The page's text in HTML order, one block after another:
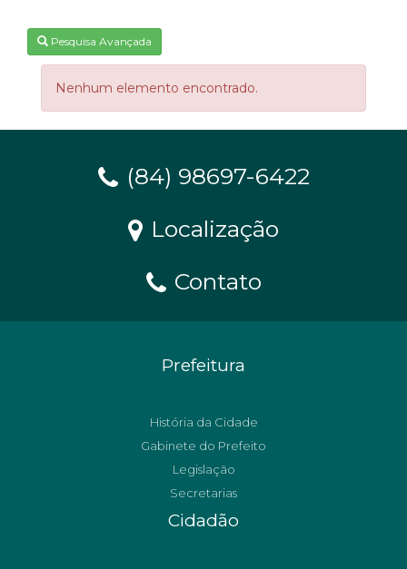
Pesquisa Avançada
Nenhum elemento encontrado.
(84) 98697-6422
Localização
Contato
Prefeitura
História da Cidade
Gabinete do Prefeito
Legislação
Secretarias
Cidadão